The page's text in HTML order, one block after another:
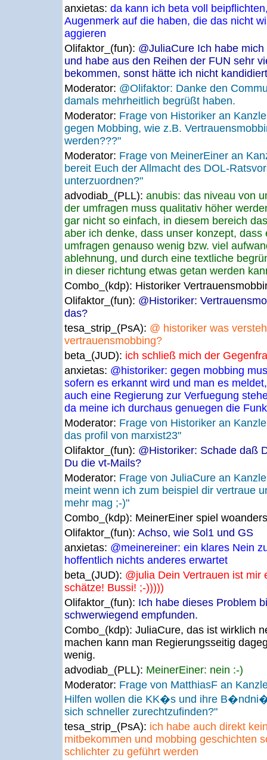
anxietas: da kann ich beta voll
Augenmerk auf die haben, die das nicht
aggieren
Olifaktor_(fun): @JuliaCure Ich habe
und habe aus den Reihen der FUN sehr
bekommen, sonst hätte ich nicht
Moderator: @Olifaktor: Danke den
damals mehrheitlich begrüßt haben.
Moderator: Frage von Historiker an
gegen Mobbing, wie z.B.
werden???"
Moderator: Frage von MeinerEiner an
bereit Euch der Allmacht des DOL-
unterzuordnen?"
advodiab_(PLL): anubis: das niveau von
der umfragen muss qualitativ höher
gar nicht so einfach, in diesem bereich
aber ich denke, dass unser konzept, dass
umfragen genauso wenig bzw. viel
ablehnung, und durch eine textliche
in dieser richtung etwas getan werden
Combo_(kdp): Historiker
Olifaktor_(fun): @Historiker:
das?
tesa_strip_(PsA): @ historiker was
vertrauensmobbing?
beta_(JUD): ich schließ mich der
anxietas: @historiker: gegen mobbing
sofern es erkannt wird und man es
auch eine Regierung zur Verfuegung
da meine ich durchaus genuegen die
Moderator: Frage von Historiker an
das profil von marxist23"
Olifaktor_(fun): @Historiker: Schade daß
Du die vt-Mails?
Moderator: Frage von JuliaCure an
meint wenn ich zum beispiel dir vertraue
mehr mag ;-)"
Combo_(kdp): MeinerEiner spiel
Olifaktor_(fun): Achso, wie Sol1 und GS
anxietas: @meinereiner: ein klares Nein
hoffentlich nichts anderes erwartet
beta_(JUD): @julia Dein Vertrauen ist
schätze! Bussi! ;-)))))
Olifaktor_(fun): Ich habe dieses Problem
schwerwiegend empfunden.
Combo_(kdp): JuliaCure, das ist wirklich
machen kann man Regierungsseitig
wenig.
advodiab_(PLL): MeinerEiner: nein :-)
Moderator: Frage von MatthiasF an
Hilfen wollen die KK�s und ihre
sich schneller zurechtzufinden?"
tesa_strip_(PsA): ich habe auch direkt
mitbekommen und mobbing geschichten
schlichter zu geführt werden